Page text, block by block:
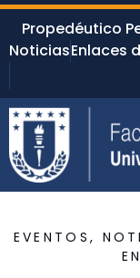
Propedéutico
NoticiasEnlaces
EVENTOS ,